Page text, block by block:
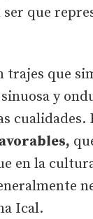
que
trajes que
y
cualidades.
en la
Ical.